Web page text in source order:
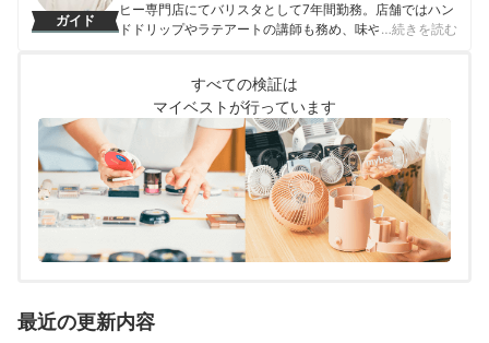
ガイド
ヒー専門店にてバリスタとして7年間勤務。店舗ではハン
ドドリップやラテアートの講師も務め、味や香りへの繊
調理器具やキッチン雑貨、食品・ドリンク、ギフトアイ
テムなど、食まわり全般の商材の比較検証を担当。「ユ
ーザーの立場に立って考える」をモットーに、日々の業
務に取り組んでいる。また、焙煎士・バリスタとして現
在も現場に立ち、実体験に基づいたリアルなレビューを
届けている。
相野谷大輔のプロフィール
…続きを読む
すべての検証は
マイベストが行っています
最近の更新内容